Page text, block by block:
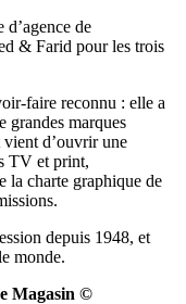
d’agence de
& Farid pour les trois
faire reconnu : elle a
grandes marques
d’ouvrir une
TV et print,
la charte graphique de
depuis 1948, et
monde.
Magasin ©